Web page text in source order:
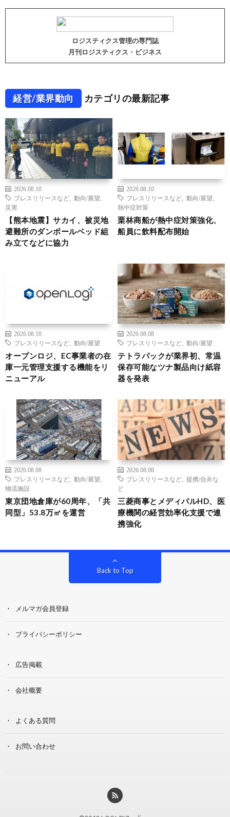
ロジスティクス管理の専門誌
月刊ロジスティクス・ビジネス
経営/業界動向 カテゴリの最新記事
2026.08.10
プレスリリースなど
動向/展望
災害
【熊本地震】サカイ、被災地
避難所のダンボールベッド組
み立てなどに協力
2026.08.10
プレスリリースなど
動向/展望
熱中症対策
栗林商船が熱中症対策強化、
船員に飲料配布開始
2026.08.10
プレスリリースなど
動向/展望
オープンロジ、EC事業者の在
庫一元管理支援する機能をリ
ニューアル
2026.08.08
プレスリリースなど
動向/展望
テトラパックが業界初、常温
保存可能なツナ製品向け紙容
器を発表
2026.08.08
プレスリリースなど
動向/展望
物流施設
東京団地倉庫が60周年、「共
同型」53.8万㎡を運営
2026.08.08
プレスリリースなど
提携/合弁な
ど
三菱商事とメディパルHD、医
療機関の経営効率化支援で連
携強化
Back to Top
メルマガ会員登録
プライバシーポリシー
広告掲載
会社概要
よくある質問
お問い合わせ